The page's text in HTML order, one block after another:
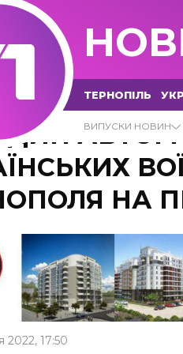
ТЕРНОПІЛЬ
ВИПУСКИ НОВИН
НА
2022, 17:50